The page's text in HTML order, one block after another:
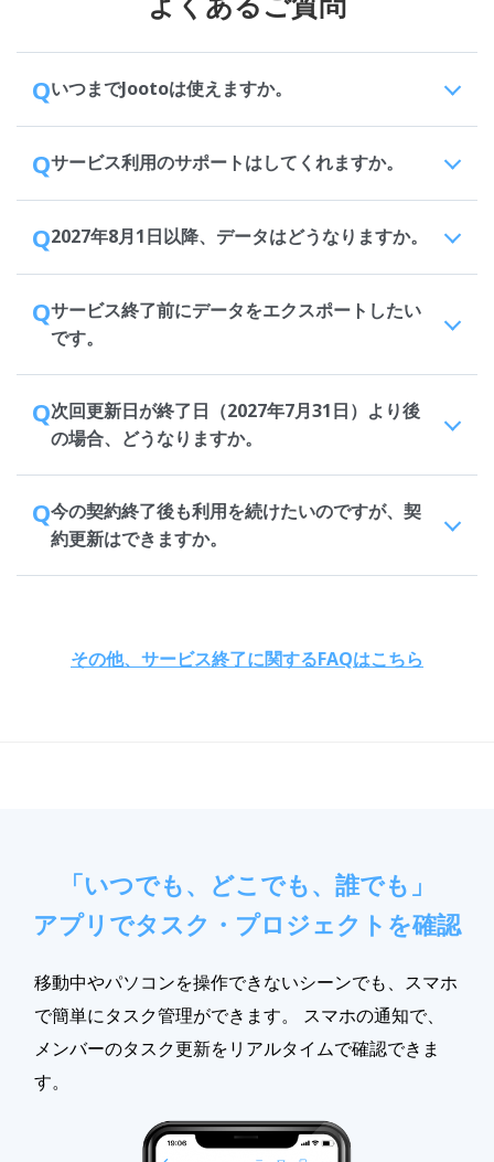
QいつまでJootoは使えますか。
Qサービス利用のサポートはしてくれますか。
Q2027年8月1日以降、データはどうなりますか。
Qサービス終了前にデータをエクスポートしたい
です。
Q次回更新日が終了日（2027年7月31日）より後
の場合、どうなりますか。
Q今の契約終了後も利用を続けたいのですが、契
約更新はできますか。
その他、サービス終了に関するFAQはこちら
「いつでも、どこでも、誰でも」
アプリでタスク・プロジェクトを確認
移動中やパソコンを操作できないシーンでも、スマホ
で簡単にタスク管理ができます。 スマホの通知で、
メンバーのタスク更新をリアルタイムで確認できま
す。